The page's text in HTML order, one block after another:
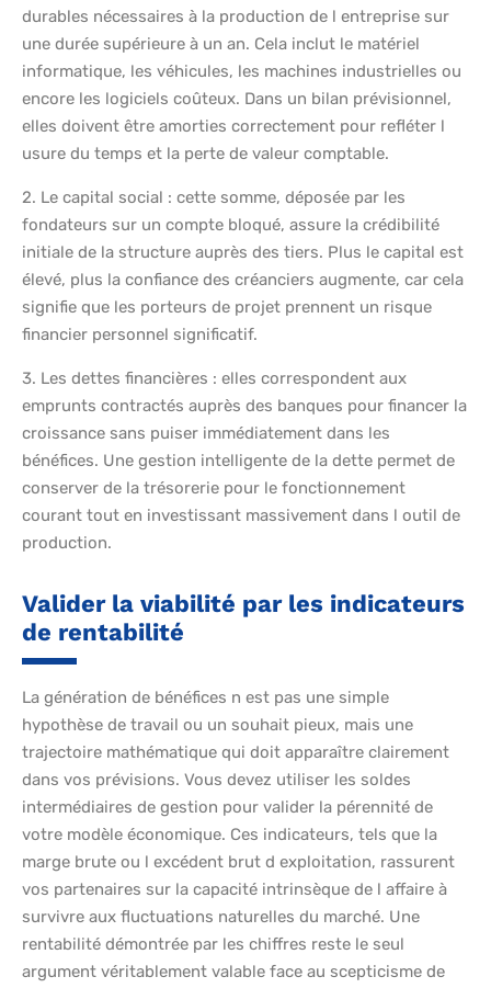
durables nécessaires à la production de l entreprise sur
une durée supérieure à un an. Cela inclut le matériel
informatique, les véhicules, les machines industrielles ou
encore les logiciels coûteux. Dans un bilan prévisionnel,
elles doivent être amorties correctement pour refléter l
usure du temps et la perte de valeur comptable.
2. Le capital social : cette somme, déposée par les
fondateurs sur un compte bloqué, assure la crédibilité
initiale de la structure auprès des tiers. Plus le capital est
élevé, plus la confiance des créanciers augmente, car cela
signifie que les porteurs de projet prennent un risque
financier personnel significatif.
3. Les dettes financières : elles correspondent aux
emprunts contractés auprès des banques pour financer la
croissance sans puiser immédiatement dans les
bénéfices. Une gestion intelligente de la dette permet de
conserver de la trésorerie pour le fonctionnement
courant tout en investissant massivement dans l outil de
production.
Valider la viabilité par les indicateurs
de rentabilité
La génération de bénéfices n est pas une simple
hypothèse de travail ou un souhait pieux, mais une
trajectoire mathématique qui doit apparaître clairement
dans vos prévisions. Vous devez utiliser les soldes
intermédiaires de gestion pour valider la pérennité de
votre modèle économique. Ces indicateurs, tels que la
marge brute ou l excédent brut d exploitation, rassurent
vos partenaires sur la capacité intrinsèque de l affaire à
survivre aux fluctuations naturelles du marché. Une
rentabilité démontrée par les chiffres reste le seul
argument véritablement valable face au scepticisme de